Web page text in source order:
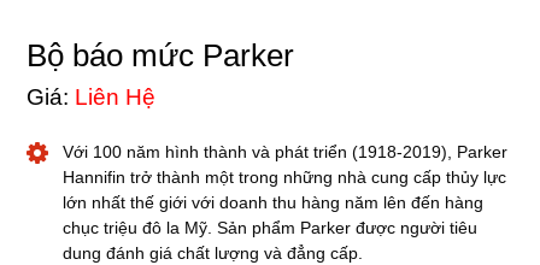
Bộ báo mức Parker
Giá: Liên Hệ
Với 100 năm hình thành và phát triển (1918-2019), Parker
Hannifin trở thành một trong những nhà cung cấp thủy lực
lớn nhất thế giới với doanh thu hàng năm lên đến hàng
chục triệu đô la Mỹ. Sản phẩm Parker được người tiêu
dung đánh giá chất lượng và đẳng cấp.